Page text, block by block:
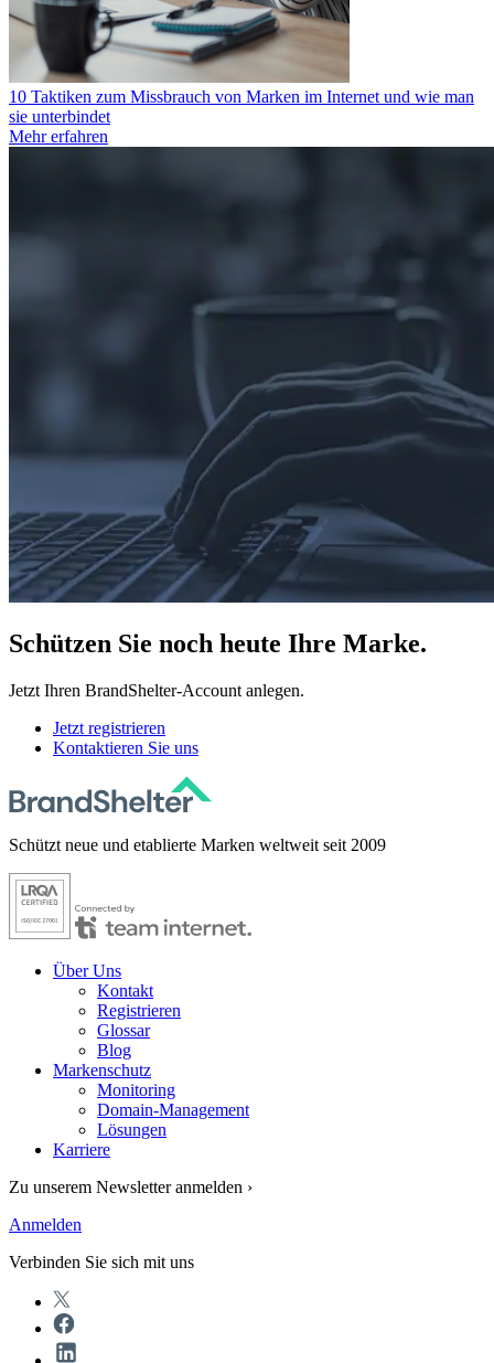
10 Taktiken zum Missbrauch von Marken im Internet und wie man
sie unterbindet
Mehr erfahren
Schützen Sie noch heute Ihre Marke.
Jetzt Ihren BrandShelter-Account anlegen.
Jetzt registrieren
Kontaktieren Sie uns
Schützt neue und etablierte Marken weltweit seit 2009
Über Uns
Kontakt
Registrieren
Glossar
Blog
Markenschutz
Monitoring
Domain-Management
Lösungen
Karriere
Zu unserem Newsletter anmelden ›
Anmelden
Verbinden Sie sich mit uns